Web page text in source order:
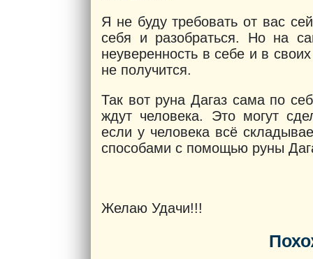
Я не буду требовать от вас
себя и разобраться. Но на
неуверенность в себе и в
не получится.
Так вот руна Дагаз сама по
ждут человека. Это могут
если у человека всё
способами с помощью руны
Желаю Удачи!!!